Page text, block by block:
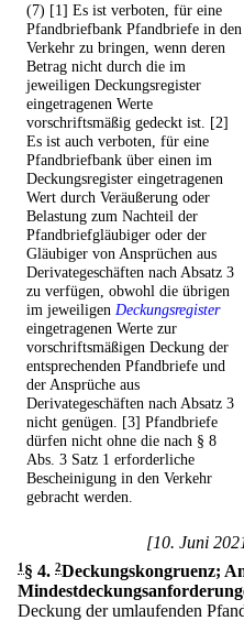
(7) [1] Es ist verboten, für eine
Pfandbriefbank Pfandbriefe in den
Verkehr zu bringen, wenn deren
Betrag nicht durch die im
jeweiligen Deckungsregister
eingetragenen Werte
vorschriftsmäßig gedeckt ist. [2]
Es ist auch verboten, für eine
Pfandbriefbank über einen im
Deckungsregister eingetragenen
Wert durch Veräußerung oder
Belastung zum Nachteil der
Pfandbriefgläubiger oder der
Gläubiger von Ansprüchen aus
Derivategeschäften nach Absatz 3
zu verfügen, obwohl die übrigen
im jeweiligen Deckungsregister
eingetragenen Werte zur
vorschriftsmäßigen Deckung der
entsprechenden Pfandbriefe und
der Ansprüche aus
Derivategeschäften nach Absatz 3
nicht genügen. [3] Pfandbriefe
dürfen nicht ohne die nach § 8
Abs. 3 Satz 1 erforderliche
Bescheinigung in den Verkehr
gebracht werden.
[10. Juni
1§ 4. 2Deckungskongruenz;
Deckung der umlaufenden